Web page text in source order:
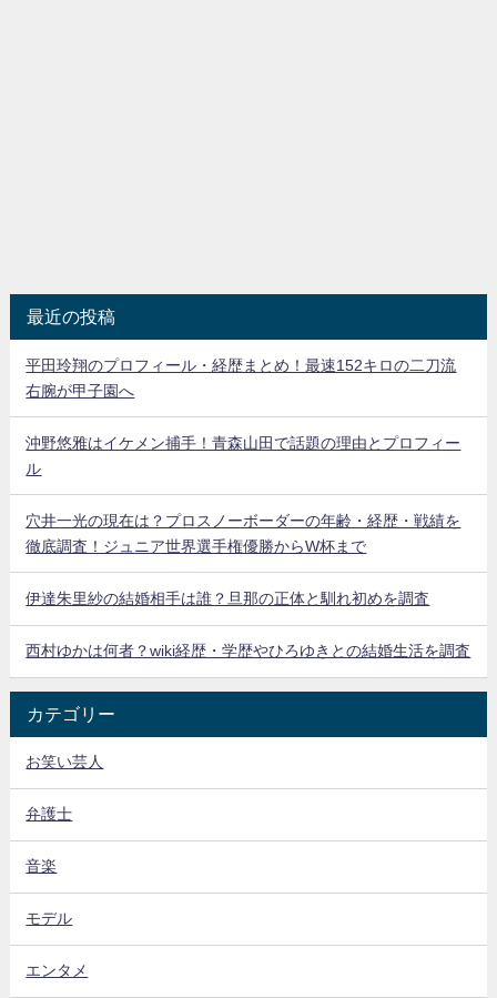
最近の投稿
平田玲翔のプロフィール・経歴まとめ！最速152キロの二刀流
右腕が甲子園へ
沖野悠雅はイケメン捕手！青森山田で話題の理由とプロフィー
ル
穴井一光の現在は？プロスノーボーダーの年齢・経歴・戦績を
徹底調査！ジュニア世界選手権優勝からW杯まで
伊達朱里紗の結婚相手は誰？旦那の正体と馴れ初めを調査
西村ゆかは何者？wiki経歴・学歴やひろゆきとの結婚生活を調査
カテゴリー
お笑い芸人
弁護士
音楽
モデル
エンタメ